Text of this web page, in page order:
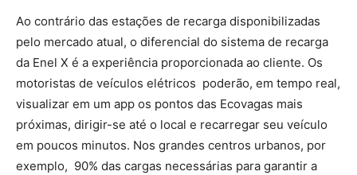
Ao contrário das estações de recarga disponibilizadas
pelo mercado atual, o diferencial do sistema de recarga
da Enel X é a experiência proporcionada ao cliente. Os
motoristas de veículos elétricos poderão, em tempo real,
visualizar em um app os pontos das Ecovagas mais
próximas, dirigir-se até o local e recarregar seu veículo
em poucos minutos. Nos grandes centros urbanos, por
exemplo, 90% das cargas necessárias para garantir a